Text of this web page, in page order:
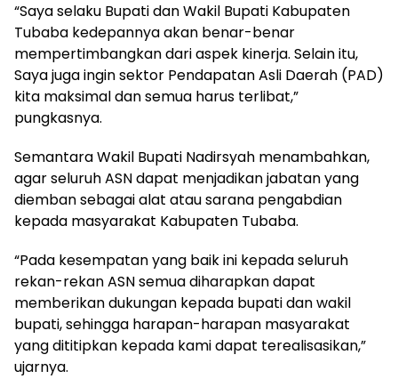
“Saya selaku Bupati dan Wakil Bupati Kabupaten
Tubaba kedepannya akan benar-benar
mempertimbangkan dari aspek kinerja. Selain itu,
Saya juga ingin sektor Pendapatan Asli Daerah (PAD)
kita maksimal dan semua harus terlibat,”
pungkasnya.
Semantara Wakil Bupati Nadirsyah menambahkan,
agar seluruh ASN dapat menjadikan jabatan yang
diemban sebagai alat atau sarana pengabdian
kepada masyarakat Kabupaten Tubaba.
“Pada kesempatan yang baik ini kepada seluruh
rekan-rekan ASN semua diharapkan dapat
memberikan dukungan kepada bupati dan wakil
bupati, sehingga harapan-harapan masyarakat
yang dititipkan kepada kami dapat terealisasikan,”
ujarnya.